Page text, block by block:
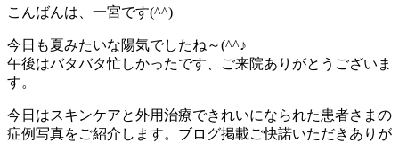
こんばんは、一宮です(^^)
今日も夏みたいな陽気でしたね～(^^♪
午後はバタバタ忙しかったです、ご来院ありがとうございま
す。
今日はスキンケアと外用治療できれいになられた患者さまの
症例写真をご紹介します。ブログ掲載ご快諾いただきありが